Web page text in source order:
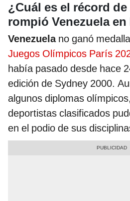
¿Cuál es el récord
rompió Venezuela en
Venezuelano ganó
Juegos Olímpicos París
había pasado desde hace
edición de Sydney 2000.
algunos diplomas
deportistas clasificados
en el podio de sus